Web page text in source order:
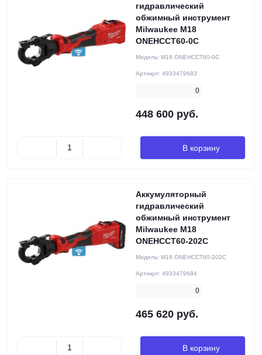
гидравлический
обжимный инструмент
Milwaukee M18
ONEHCCT60-0C
Модель: M18 ONEHCCT60-0C
Артикул: 4933479683
0
448 600 руб.
В корзину
Аккумуляторный
гидравлический
обжимный инструмент
Milwaukee M18
ONEHCCT60-202C
Модель: M18 ONEHCCT60-202C
Артикул: 4933479684
0
465 620 руб.
В корзину